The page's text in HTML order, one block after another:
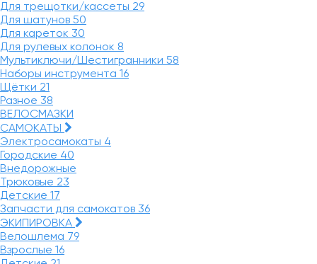
Для трещотки/кассеты 29
Для шатунов 50
Для кареток 30
Для рулевых колонок 8
Мультиключи/Шестигранники 58
Наборы инструмента 16
Щётки 21
Разное 38
ВЕЛОСМАЗКИ
САМОКАТЫ
Электросамокаты 4
Городские 40
Внедорожные
Трюковые 23
Детские 17
Запчасти для самокатов 36
ЭКИПИРОВКА
Велошлема 79
Взрослые 16